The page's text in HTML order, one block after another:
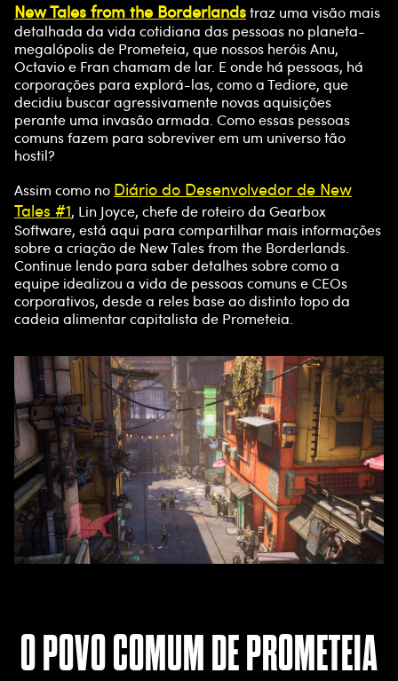
New Tales from the Borderlandstraz uma visão mais
detalhada da vida cotidiana das pessoas no planeta-
megalópolis de Prometeia, que nossos heróis Anu,
Octavio e Fran chamam de lar. E onde há pessoas, há
corporações para explorá-las, como a Tediore, que
decidiu buscar agressivamente novas aquisições
perante uma invasão armada. Como essas pessoas
comuns fazem para sobreviver em um universo tão
hostil?
Assim como no Diário do Desenvolvedor de New
Tales #1, Lin Joyce, chefe de roteiro da Gearbox
Software, está aqui para compartilhar mais informações
sobre a criação de New Tales from the Borderlands.
Continue lendo para saber detalhes sobre como a
equipe idealizou a vida de pessoas comuns e CEOs
corporativos, desde a reles base ao distinto topo da
cadeia alimentar capitalista de Prometeia.
O POVO COMUM DE PROMETEIA